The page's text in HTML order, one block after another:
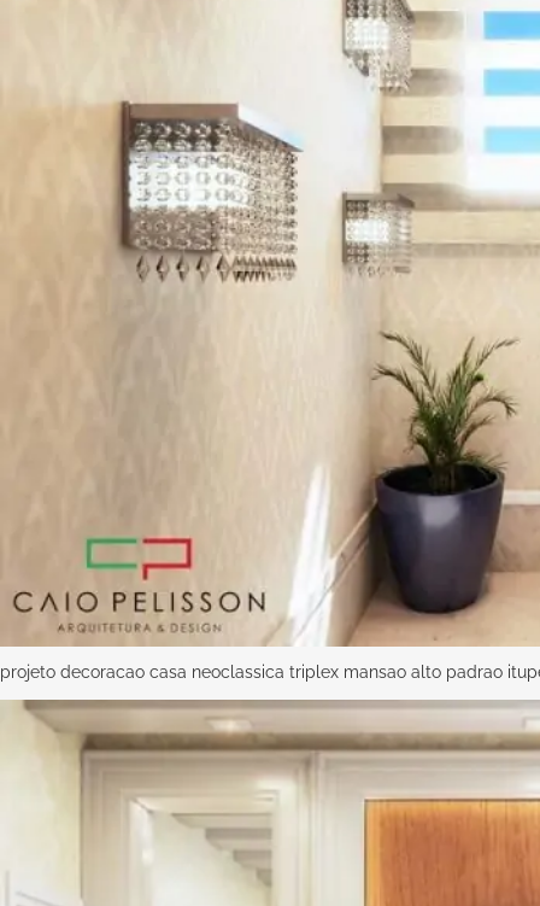
projeto decoracao casa neoclassica triplex mansao alto padrao